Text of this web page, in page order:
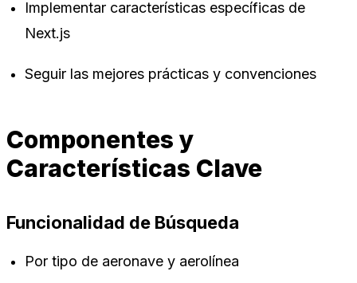
Implementar características específicas de
Next.js
Seguir las mejores prácticas y convenciones
Componentes y
Características Clave
Funcionalidad de Búsqueda
Por tipo de aeronave y aerolínea